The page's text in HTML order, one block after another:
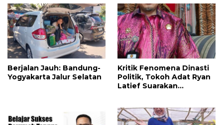
Berjalan Jauh: Bandung-
Yogyakarta Jalur Selatan
Kritik Fenomena Dinasti
Politik, Tokoh Adat Ryan
Latief Suarakan
Mutlak